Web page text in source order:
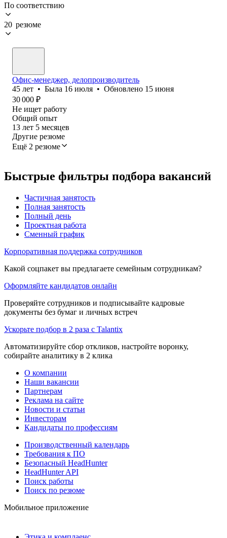
По соответствию
20 резюме
Офис-менеджер, делопроизводитель
45 лет • Была 16 июля • Обновлено 15 июня
30 000 ₽
Не ищет работу
Общий опыт
13 лет 5 месяцев
Другие резюме
Ещё 2 резюме
Быстрые фильтры подбора вакансий
Частичная занятость
Полная занятость
Полный день
Проектная работа
Сменный график
Корпоративная поддержка сотрудников
Какой соцпакет вы предлагаете семейным сотрудникам?
Оформляйте кандидатов онлайн
Проверяйте сотрудников и подписывайте кадровые
документы без бумаг и личных встреч
Ускорьте подбор в 2 раза с Talantix
Автоматизируйте сбор откликов, настройте воронку,
собирайте аналитику в 2 клика
О компании
Наши вакансии
Партнерам
Реклама на сайте
Новости и статьи
Инвесторам
Кандидаты по профессиям
Производственный календарь
Требования к ПО
Безопасный HeadHunter
HeadHunter API
Поиск работы
Поиск по резюме
Мобильное приложение